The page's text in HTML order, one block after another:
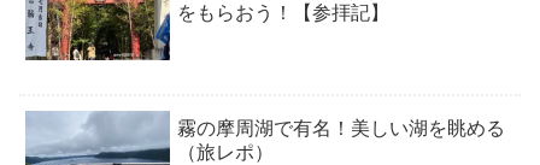
をもらおう！【参拝記】
霧の摩周湖で有名！美しい湖を眺める
（旅レポ）